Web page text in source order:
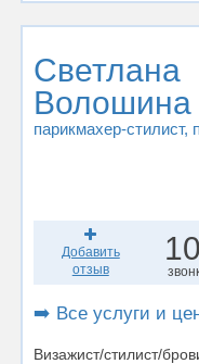
Светлана
Волошина
парикмахер-стилист,
Добавить
отзыв
➡️ Все услуги и
Визажист/стилист/